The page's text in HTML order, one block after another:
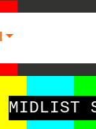
MIDLIST